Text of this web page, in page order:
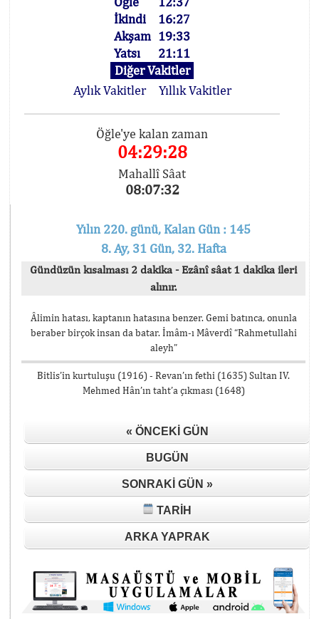
İkindi
16:27
Akşam 19:33
Yatsı
21:11
Diğer Vakitler
Aylık Vakitler
Yıllık Vakitler
Öğle'ye kalan zaman
04:29:28
Mahallî Sâat
08:07:32
Yılın 220. günü, Kalan Gün : 145
8. Ay, 31 Gün, 32. Hafta
Gündüzün kısalması 2 dakika - Ezânî sâat 1 dakika ileri
alınır.
Âlimin hatası, kaptanın hatasına benzer. Gemi batınca, onunla
beraber birçok insan da batar. İmâm-ı Mâverdî “Rahmetullahi
aleyh”
Bitlis’in kurtuluşu (1916) - Revan’ın fethi (1635) Sultan IV.
Mehmed Hân’ın taht’a çıkması (1648)
« ÖNCEKI GÜN
BUGÜN
SONRAKI GÜN »
TARIH
ARKA YAPRAK